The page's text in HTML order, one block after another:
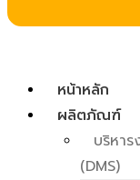
หน้าหลัก
ผลิตภัณฑ์
บริหาร
(DMS)